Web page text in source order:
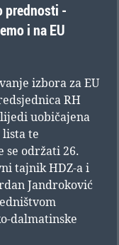
prednosti -
i na EU
izbora za EU
RH
uobičajena
te
se održati 26.
tajnik HDZ-a i
Jandroković
dalmatinske